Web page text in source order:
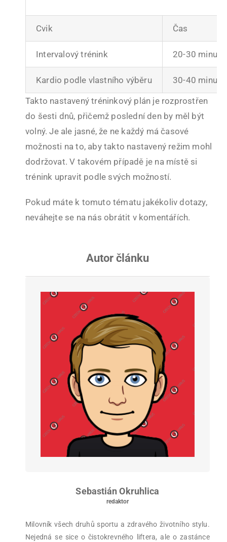
Cvik Čas
Intervalový trénink 20-30 minut
Kardio podle vlastního výběru 30-40 minut
Takto nastavený tréninkový plán je rozprostřen
do šesti dnů, přičemž poslední den by měl být
volný. Je ale jasné, že ne každý má časové
možnosti na to, aby takto nastavený režim mohl
dodržovat. V takovém případě je na místě si
trénink upravit podle svých možností.
Pokud máte k tomuto tématu jakékoliv dotazy,
neváhejte se na nás obrátit v komentářích.
Autor článku
Sebastián Okruhlica
redaktor
Milovník všech druhů sportu a zdravého životního stylu.
Nejedná se sice o čistokrevného liftera, ale o zastánce